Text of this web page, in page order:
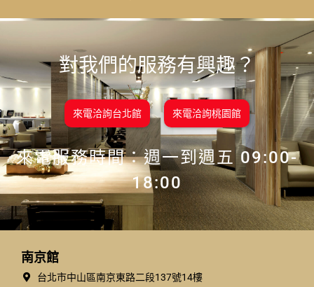
對我們的服務有興趣？
來電洽詢台北館 來電洽詢桃園館
來電服務時間：週一到週五 09:00-
18:00
南京館
台北市中山區南京東路二段137號14樓